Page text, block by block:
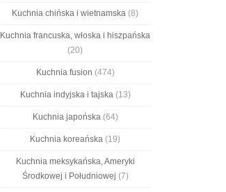
Kuchnia chińska i wietnamska (8)
Kuchnia francuska, włoska i hiszpańska
(20)
Kuchnia fusion (474)
Kuchnia indyjska i tajska(13)
Kuchnia japońska(64)
Kuchnia koreańska (19)
Kuchnia meksykańska, Ameryki
Środkowej i Południowej (7)